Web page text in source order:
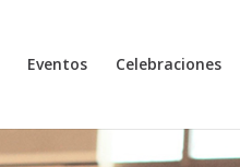
Eventos Celebraciones